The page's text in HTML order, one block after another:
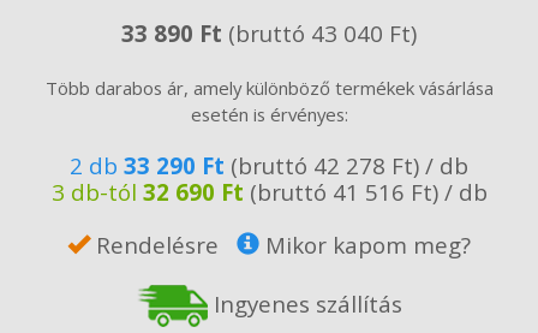
33 890 Ft (bruttó 43 040 Ft)
Több darabos ár, amely különböző termékek vásárlása
esetén is érvényes:
2 db 33 290 Ft (bruttó 42 278 Ft) / db
3 db-tól 32 690 Ft (bruttó 41 516 Ft) / db
Rendelésre
Mikor kapom meg?
Ingyenes szállítás